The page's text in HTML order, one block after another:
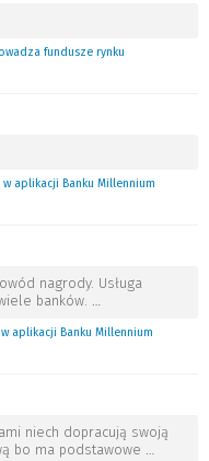
fundusze rynku
w aplikacji Banku Millennium
nagrody. Usługa
banków. …
w aplikacji Banku Millennium
niech dopracują swoją
bo ma podstawowe …